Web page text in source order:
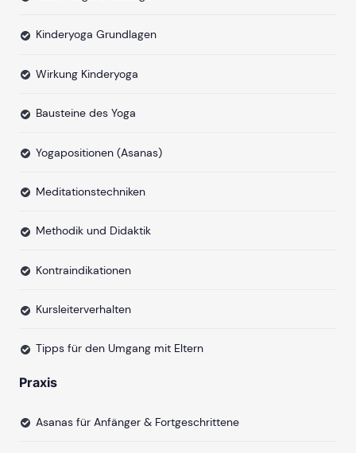
Kinderyoga Grundlagen
Wirkung Kinderyoga
Bausteine des Yoga
Yogapositionen (Asanas)
Meditationstechniken
Methodik und Didaktik
Kontraindikationen
Kursleiterverhalten
Tipps für den Umgang mit Eltern
Praxis
Asanas für Anfänger & Fortgeschrittene